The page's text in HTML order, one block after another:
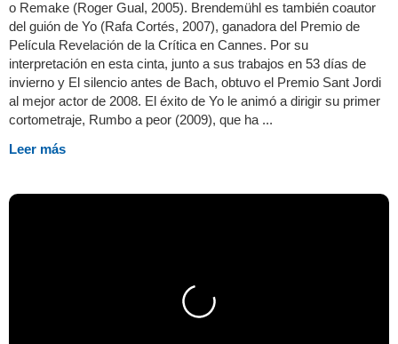
o Remake (Roger Gual, 2005). Brendemühl es también coautor
del guión de Yo (Rafa Cortés, 2007), ganadora del Premio de
Película Revelación de la Crítica en Cannes. Por su
interpretación en esta cinta, junto a sus trabajos en 53 días de
invierno y El silencio antes de Bach, obtuvo el Premio Sant Jordi
al mejor actor de 2008. El éxito de Yo le animó a dirigir su primer
cortometraje, Rumbo a peor (2009), que ha ...
Leer más